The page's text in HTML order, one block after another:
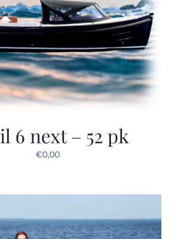
6 next – 52 pk
€0,00